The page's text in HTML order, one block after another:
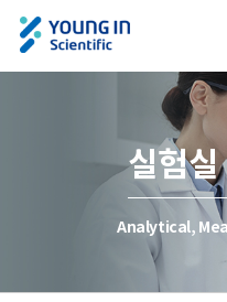
실험
Analytical,